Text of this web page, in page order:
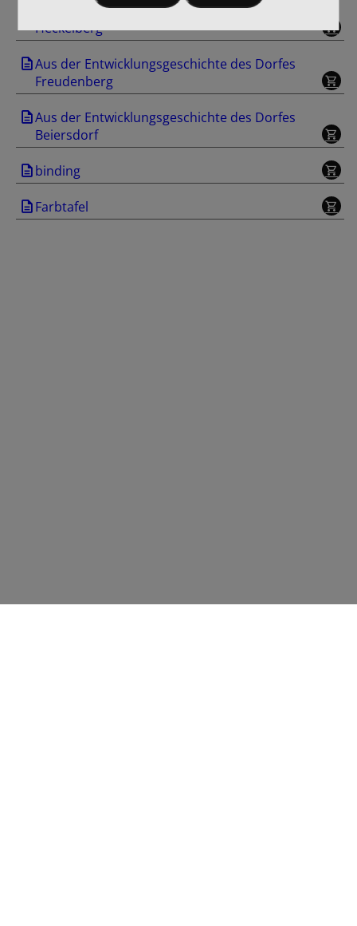
Aus der Entwicklungsgeschichte des Dorfes
Heckelberg
Aus der Entwicklungsgeschichte des Dorfes
Freudenberg
Aus der Entwicklungsgeschichte des Dorfes
Beiersdorf
binding
Farbtafel